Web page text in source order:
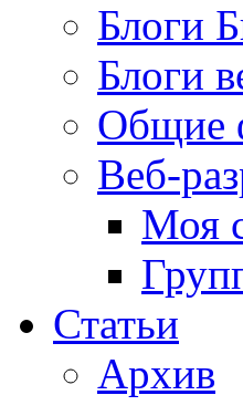
Блоги
Блоги
Общие
Веб-
Моя
Статьи
Архив